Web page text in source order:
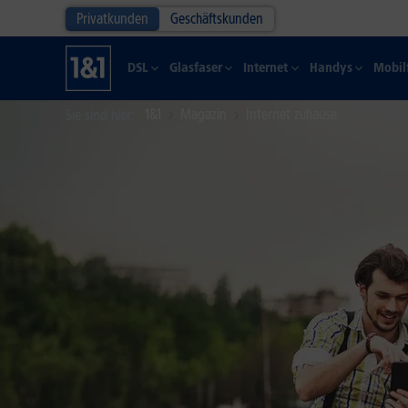
Privatkunden Geschäftskunden
DSL Glasfaser Internet Handys